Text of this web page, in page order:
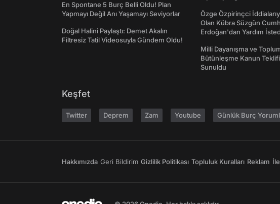
En Spontane 5 Burç Belli Oldu! Plan
Yapmayı Değil Anı Yaşamayı Seviyorlar
Doğal Halini Paylaştı: Demet Akalın
Filtresiz Tatil Videosuyla Gündem Oldu!
Özge Özpirinçci
Olan Kübra Süzgün
Erdoğan'dan Yardım
Milli Dayanışma ve
Bütünleşme Kanun
Sunuldu
Keşfet
Twitter Deprem Zam Youtube Günlük Burç
Hakkımızda Geri Bildirim Gizlilik Politikası Topluluk Kuralları Reklam